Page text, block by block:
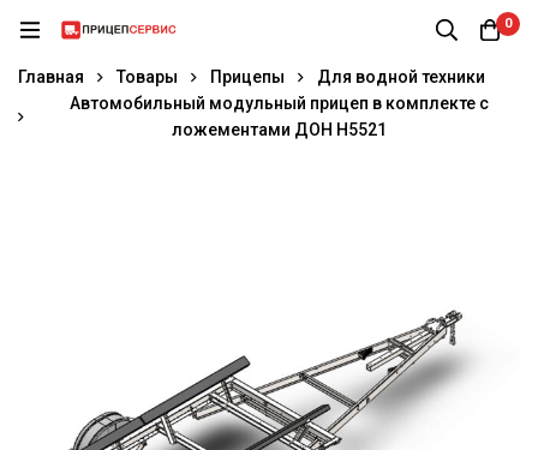
0
Главная Товары Прицепы
Для водной техники
Автомобильный модульный прицеп в комплекте с
ложементами ДОН Н5521